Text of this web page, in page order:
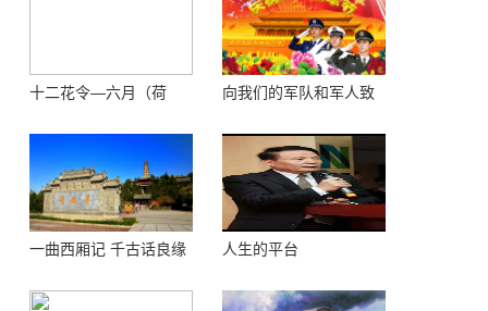
十二花令—六月（荷
向我们的军队和军人致
一曲西厢记 千古话良缘 人生的平台